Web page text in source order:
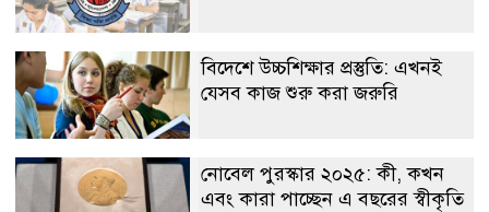
বিদেশে উচ্চশিক্ষার প্রস্তুতি: এখনই
যেসব কাজ শুরু করা জরুরি
নোবেল পুরস্কার ২০২৫: কী, কখন
এবং কারা পাচ্ছেন এ বছরের স্বীকৃতি